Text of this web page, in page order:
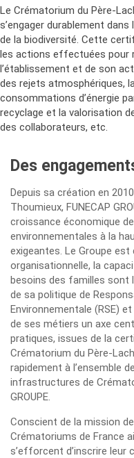
Le Crématorium du Père-
s’engager durablement
de la biodiversité. Cette
les actions effectuées pour
l’établissement et de son
des rejets atmosphériques,
consommations d’énergie
recyclage et la valorisation
des collaborateurs, etc.
Des
Depuis sa création en
Thoumieux, FUNECAP
croissance économique
environnementales à la
exigeantes. Le Groupe est
organisationnelle, la
besoins des familles sont
de sa politique de
Environnementale (RSE)
de ses métiers un axe
pratiques, issues de la
Crématorium du Père-
rapidement à l’ensemble
infrastructures de
GROUPE.
Conscient de la mission
Crématoriums de France
s’efforcent d’inscrire leur